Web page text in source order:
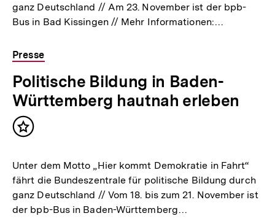
ganz Deutschland // Am 23. November ist der bpb-
Bus in Bad Kissingen // Mehr Informationen:…
Presse
Politische Bildung in Baden-
Württemberg hautnah erleben
Inhalt
Unter dem Motto „Hier kommt Demokratie in Fahrt“
fährt die Bundeszentrale für politische Bildung durch
ganz Deutschland // Vom 18. bis zum 21. November ist
der bpb-Bus in Baden-Württemberg…